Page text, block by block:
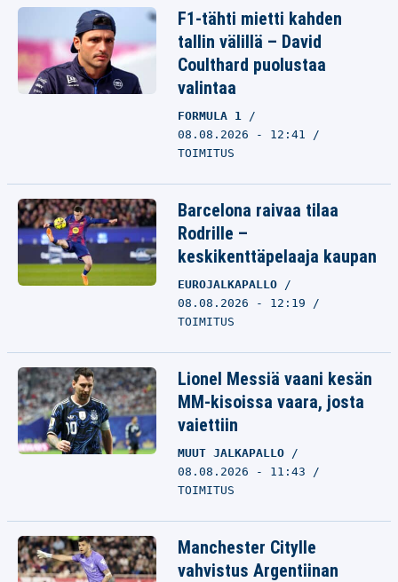
F1-tähti mietti kahden
tallin välillä – David
Coulthard puolustaa
valintaa
FORMULA 1
08.08.2026 - 12:41
TOIMITUS
Barcelona raivaa tilaa
Rodrille –
keskikenttäpelaaja kaupan
EUROJALKAPALLO
08.08.2026 - 12:19
TOIMITUS
Lionel Messiä vaani kesän
MM-kisoissa vaara, josta
vaiettiin
MUUT JALKAPALLO
08.08.2026 - 11:43
TOIMITUS
Manchester Citylle
vahvistus Argentiinan